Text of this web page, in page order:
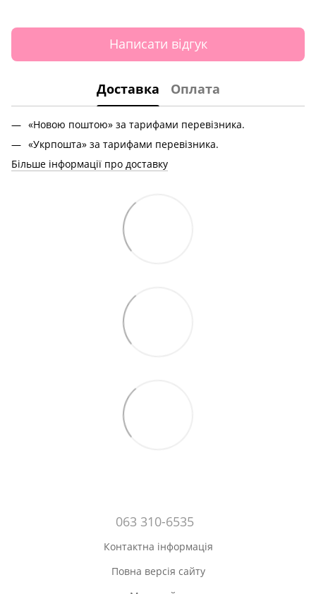
Написати відгук
Доставка Оплата
«Новою поштою» за тарифами перевізника.
«Укрпошта» за тарифами перевізника.
Більше інформації про доставку
063 310-6535
Контактна інформація
Повна версія сайту